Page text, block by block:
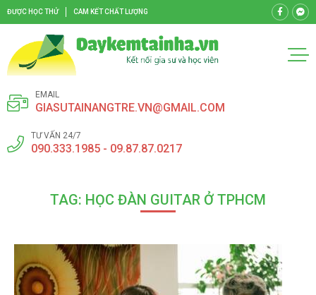
ĐƯỢC HỌC THỬ CAM KẾT CHẤT LƯỢNG
EMAIL
GIASUTAINANGTRE.VN@GMAIL.COM
TƯ VẤN 24/7
090.333.1985 - 09.87.87.0217
TAG: HỌC ĐÀN GUITAR Ở TPHCM